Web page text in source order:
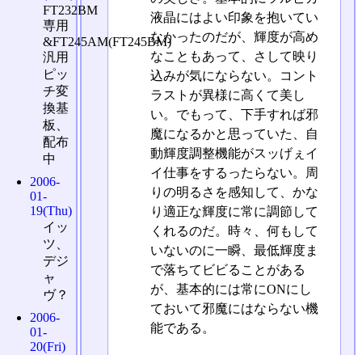
液晶にはよい印象を抱いてい
なかったのだが、輝度が高め
なこともあって、さして映り
込みが気にならない。コント
ラストが異様に高くて美し
い。でもって、下手すれば邪
魔になるかと思っていた、自
動輝度調整機能がスッげぇイ
イ仕事をするったらない。周
りの明るさを感知して、かな
り適正な輝度に常に調節して
くれるのだ。時々、何もして
いないのに一瞬、最低輝度ま
で落ちてビビることがある
が、基本的には常にONにし
ておいて邪魔にはならない機
能である。
FT232BM
専用
&FT245AM(FT245BM)
汎用
ピッ
チ変
換基
板、
配布
中
2006-
01-
19(Thu)
イッ
ツ、
デジ
ャ
ヴ？
2006-
01-
20(Fri)